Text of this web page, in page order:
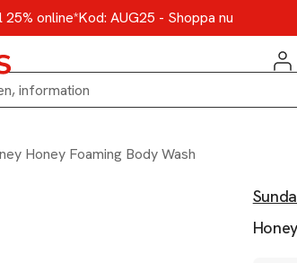
25% online*Kod: AUG25 - Shoppa nu
Honey Foaming Body Wash